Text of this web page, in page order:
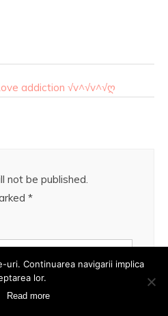
addiction √v^√v^√ღ
not be published.
*
Continuarea navigarii implica
lor.
Read more